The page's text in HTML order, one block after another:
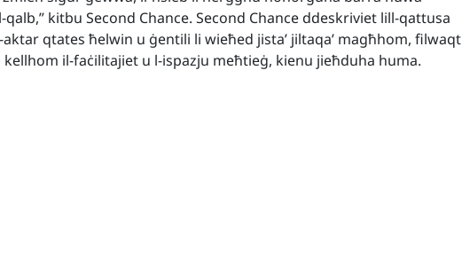
qalb,” kitbu Second Chance. Second Chance ddeskriviet lill-qattusa
qtates ħelwin u ġentili li wieħed jista’ jiltaqa’ magħhom, filwaqt
il-faċilitajiet u l-ispazju meħtieġ, kienu jieħduha huma.